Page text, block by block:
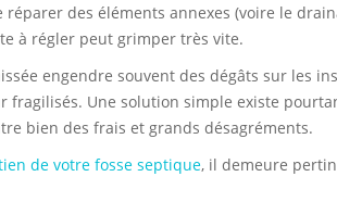
réparer des éléments annexes (voire le
à régler peut grimper très vite.
engendre souvent des dégâts sur les
fragilisés. Une solution simple existe
bien des frais et grands désagréments.
de votre fosse septique, il demeure